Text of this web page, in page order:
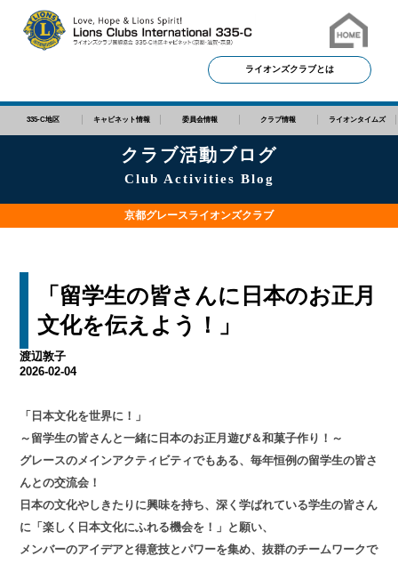
ライオンズクラブとは
335-C地区 キャビネット情報 委員会情報 クラブ情報 ライオンタイムズ
クラブ活動ブログ
Club Activities Blog
京都グレースライオンズクラブ
「留学生の皆さんに日本のお正月
文化を伝えよう！」
渡辺敦子
2026-02-04
「日本文化を世界に！」
～留学生の皆さんと一緒に日本のお正月遊び＆和菓子作り！～
グレースのメインアクティビティでもある、毎年恒例の留学生の皆さ
んとの交流会！
日本の文化やしきたりに興味を持ち、深く学ばれている学生の皆さん
に「楽しく日本文化にふれる機会を！」と願い、
メンバーのアイデアと得意技とパワーを集め、抜群のチームワークで